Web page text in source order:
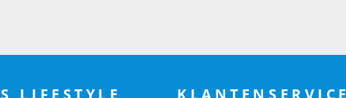
LIFESTYLE KLANTENSERVICE